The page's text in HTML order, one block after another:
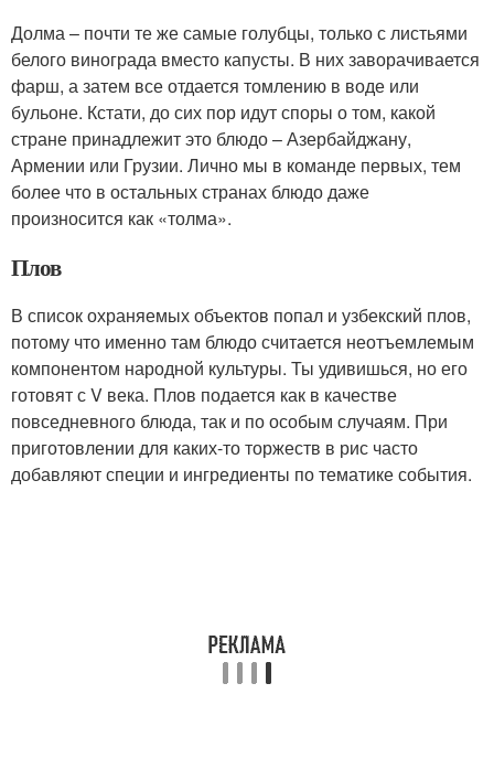
Долма – почти те же самые голубцы, только с листьями
белого винограда вместо капусты. В них заворачивается
фарш, а затем все отдается томлению в воде или
бульоне. Кстати, до сих пор идут споры о том, какой
стране принадлежит это блюдо – Азербайджану,
Армении или Грузии. Лично мы в команде первых, тем
более что в остальных странах блюдо даже
произносится как «толма».
Плов
В список охраняемых объектов попал и узбекский плов,
потому что именно там блюдо считается неотъемлемым
компонентом народной культуры. Ты удивишься, но его
готовят с V века. Плов подается как в качестве
повседневного блюда, так и по особым случаям. При
приготовлении для каких-то торжеств в рис часто
добавляют специи и ингредиенты по тематике события.